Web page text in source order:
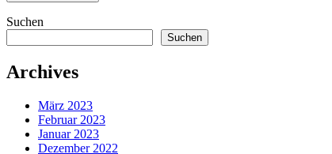
Suchen
Suchen
Archives
März 2023
Februar 2023
Januar 2023
Dezember 2022